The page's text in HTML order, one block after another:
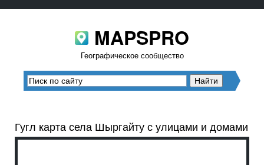
MAPSPRO
Географическое сообщество
Гугл карта села Шыргайту с улицами и домами